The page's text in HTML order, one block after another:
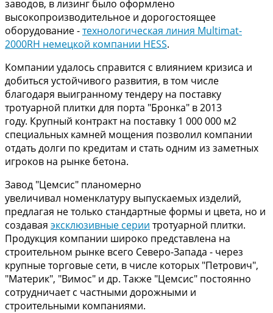
заводов, в лизинг было оформлено
высокопроизводительное и дорогостоящее
оборудование -технологическая линия Multimat-
2000RH немецкой компании HESS.
Компании удалось справится с влиянием кризиса и
добиться устойчивого развития, в том числе
благодаря выигранному тендеру на поставку
тротуарной плитки для порта "Бронка" в 2013
году. Крупный контракт на поставку 1 000 000 м2
специальных камней мощения позволил компании
отдать долги по кредитам и стать одним из заметных
игроков на рынке бетона.
Завод "Цемсис" планомерно
увеличивал номенклатуру выпускаемых изделий,
предлагая не только стандартные формы и цвета, но и
создавая эксклюзивные серии тротуарной плитки.
Продукция компании широко представлена на
строительном рынке всего Северо-Запада - через
крупные торговые сети, в числе которых "Петрович",
"Материк", "Вимос" и др. Также "Цемсис" постоянно
сотрудничает с частными дорожными и
строительными компаниями.